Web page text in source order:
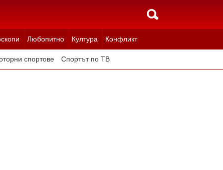
Любопитно Култура Конфликт
спортове Спортът по ТВ